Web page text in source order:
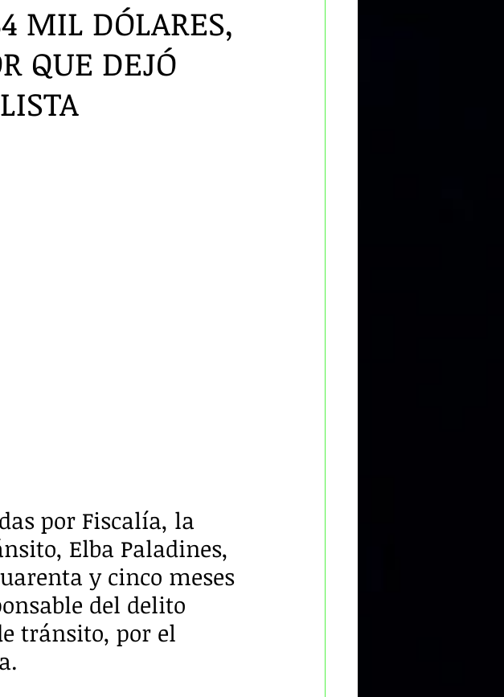
MIL DÓLARES,
QUE DEJÓ
por Fiscalía, la
Elba Paladines,
y cinco meses
del delito
tránsito, por el